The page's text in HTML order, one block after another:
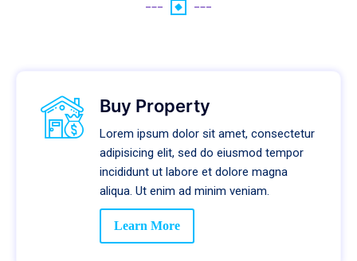
Buy Property
Lorem ipsum dolor sit amet, consectetur
adipisicing elit, sed do eiusmod tempor
incididunt ut labore et dolore magna
aliqua. Ut enim ad minim veniam.
Learn More